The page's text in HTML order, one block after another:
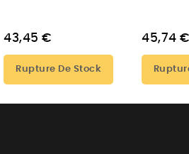
43,45 €
Rupture De Stock
45,74